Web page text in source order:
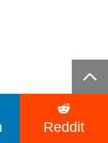

Reddit
